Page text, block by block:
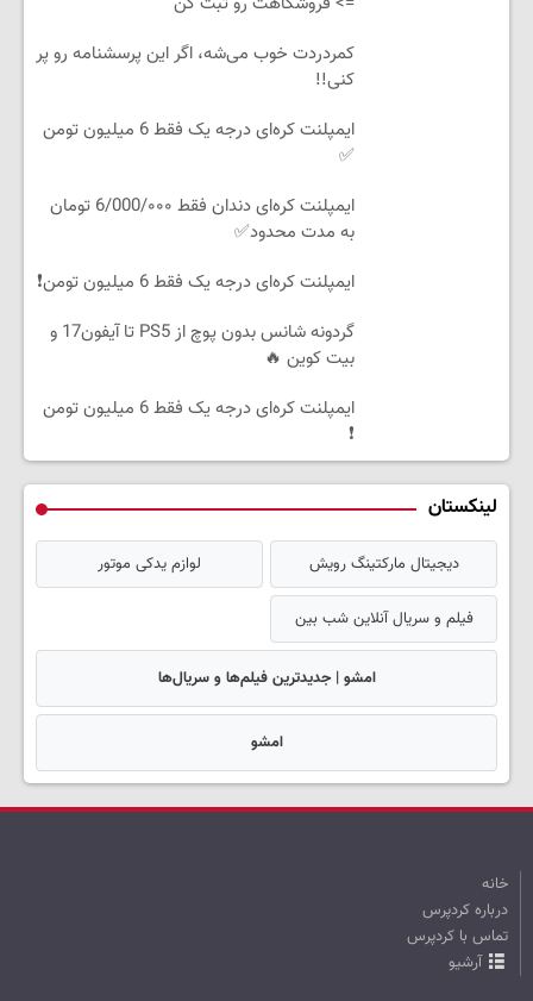
کمردردت خوب می‌شه، اگر این پرسشنامه رو پر
کنی!!
ایمپلنت کره‌ای درجه یک فقط 6 میلیون تومن
✅
ایمپلنت کره‌ای دندان فقط 6/000/۰۰۰ تومان
به مدت محدود✅
ایمپلنت کره‌ای درجه یک فقط 6 میلیون تومن❗
گردونه شانس بدون پوچ از PS5 تا آیفون17 و
بیت کوین 🔥
ایمپلنت کره‌ای درجه یک فقط 6 میلیون تومن
❗
لینکستان
دیجیتال مارکتینگ رویش لوازم یدکی موتور
فیلم و سریال آنلاین شب بین
امشو | جدیدترین فیلم‌ها و سریال‌ها
امشو
خانه
درباره کردپرس
تماس با کردپرس
آرشیو